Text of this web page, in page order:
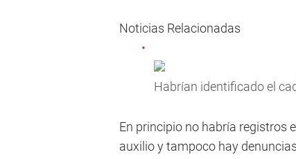
Noticias Relacionadas
Habrían identificado el
En principio no habría registros
auxilio y tampoco hay